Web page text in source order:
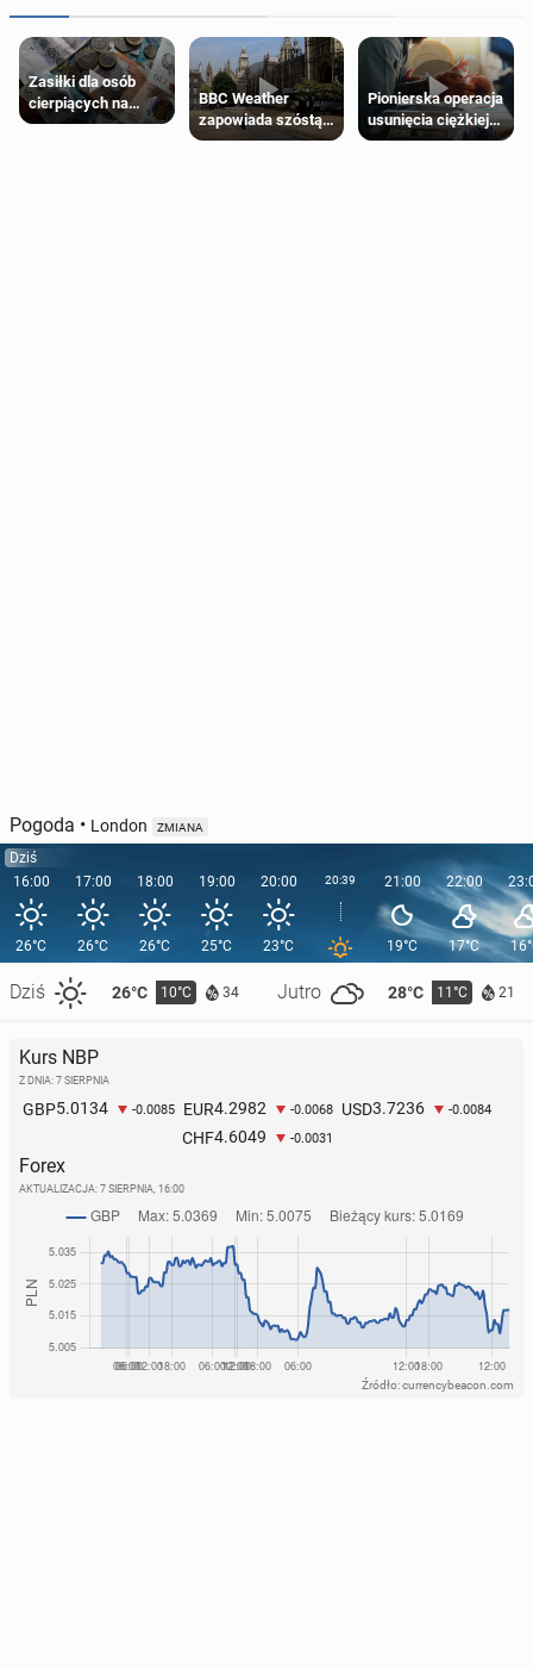
Zasiłki dla osób
cierpiących na
schorzenia
BBC Weather
zapowiada szóstą
falę upałów w
Pionierska operacja
usunięcia ciężkiej
wady wrodzonej
Pogoda • London ZMIANA
Dziś
16:00
26°C
Dziś 26°C 10°C 34 Jutro 28°C 11°C 21
17:00
26°C
18:00
26°C
19:00
25°C
20:00
23°C
20:39 21:00
19°C
22:00
17°C
Kurs NBP
Z DNIA: 7 SIERPNIA
GBP5.0134 -0.0085 EUR4.2982 -0.0068 USD3.7236 -0.0084
CHF4.6049 -0.0031
Forex
AKTUALIZACJA: 7 SIERPNIA, 16:00
Źródło: currencybeacon.com